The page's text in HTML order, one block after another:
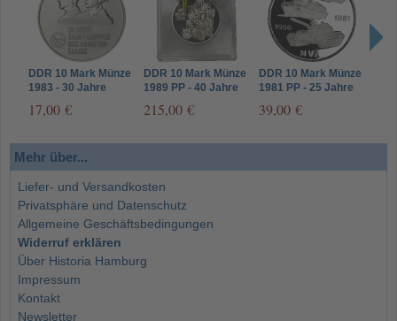
DDR 10 Mark Münze
1983 - 30 Jahre
17,00 €
DDR 10 Mark Münze
1989 PP - 40 Jahre
215,00 €
DDR 10 Mark Münze
1981 PP - 25 Jahre
39,00 €
Mehr über...
Liefer- und Versandkosten
Privatsphäre und Datenschutz
Allgemeine Geschäftsbedingungen
Widerruf erklären
Über Historia Hamburg
Impressum
Kontakt
Newsletter